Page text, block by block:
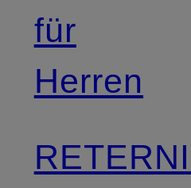
für
Herren